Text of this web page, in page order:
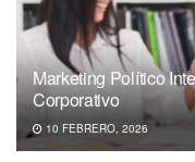
Marketing Político
Corporativo
10 FEBRERO, 2026